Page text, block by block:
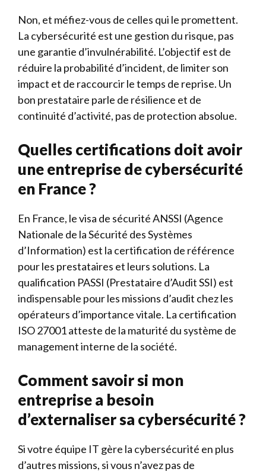
Non, et méfiez-vous de celles qui le promettent.
La cybersécurité est une gestion du risque, pas
une garantie d’invulnérabilité. L’objectif est de
réduire la probabilité d’incident, de limiter son
impact et de raccourcir le temps de reprise. Un
bon prestataire parle de résilience et de
continuité d’activité, pas de protection absolue.
Quelles certifications doit avoir
une entreprise de cybersécurité
en France ?
En France, le visa de sécurité ANSSI (Agence
Nationale de la Sécurité des Systèmes
d’Information) est la certification de référence
pour les prestataires et leurs solutions. La
qualification PASSI (Prestataire d’Audit SSI) est
indispensable pour les missions d’audit chez les
opérateurs d’importance vitale. La certification
ISO 27001 atteste de la maturité du système de
management interne de la société.
Comment savoir si mon
entreprise a besoin
d’externaliser sa cybersécurité ?
Si votre équipe IT gère la cybersécurité en plus
d’autres missions, si vous n’avez pas de